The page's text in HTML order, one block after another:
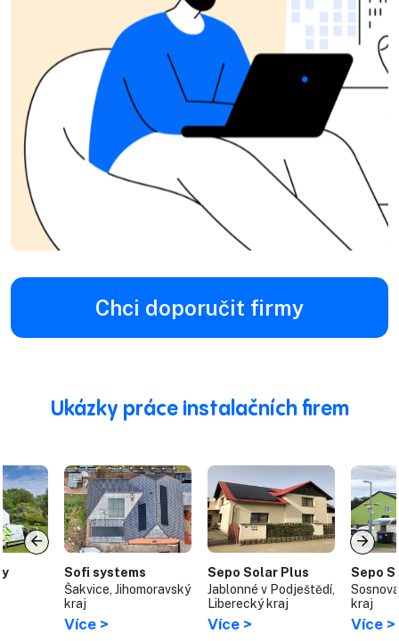
Chci doporučit firmy
Ukázky práce instalačních firem
Sofi systems
Šakvice, Jihomoravský
kraj
Více >
Sepo Solar Plus
Jablonné v Podještědí,
Liberecký kraj
Více >
Sepo
kraj
Více >